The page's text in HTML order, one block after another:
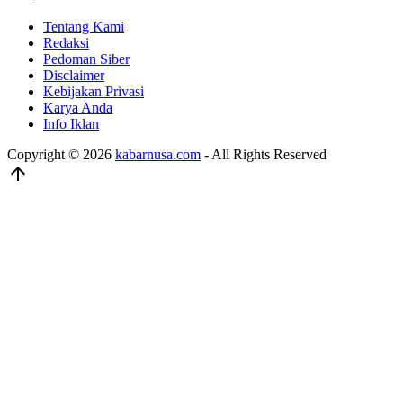
Tentang Kami
Redaksi
Pedoman Siber
Disclaimer
Kebijakan Privasi
Karya Anda
Info Iklan
Copyright © 2026 kabarnusa.com - All Rights Reserved
arrow_upward